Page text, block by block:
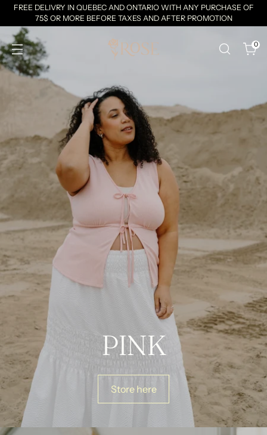
FREE DELIVRY IN QUEBEC AND ONTARIO WITH ANY PURCHASE OF
75$ OR MORE BEFORE TAXES AND AFTER PROMOTION
0
PINK
Store here